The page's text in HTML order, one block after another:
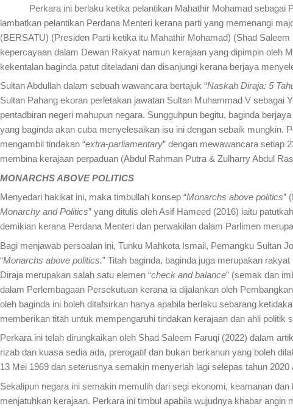
Perkara ini berlaku ketika pelantikan Mahathir Mohamad sebagai
lambatkan pelantikan Perdana Menteri kerana parti yang memenangi
(BERSATU) (Presiden Parti ketika itu Mahathir Mohamad) (Shad
kepercayaan dalam Dewan Rakyat namun kerajaan yang dipimpin oleh
kekentalan baginda patut diteladani dan disanjungi kerana berjaya
Sultan Abdullah dalam sebuah wawancara bertajuk “Naskah Diraja: 5
Sultan Pahang ekoran perletakan jawatan Sultan Muhammad V
pentadbiran negeri mahupun negara. Sungguhpun begitu, baginda
yang baginda akan cuba menyelesaikan isu ini dengan sebaik mungkin.
mengambil tindakan “extra-parliamentary” dengan mewawancara setiap
membina kerajaan perpaduan (Abdul Rahman Putra & Zulharry Abdul
MONARCHS ABOVE POLITICS
Menyedari hakikat ini, maka timbullah konsep “Monarchs above politics”
Monarchy and Politics” yang ditulis oleh Asif Hameed (2016) iaitu
demikian kerana Perdana Menteri dan perwakilan dalam Parlimen
Bagi menjawab persoalan ini, Tunku Mahkota Ismail, Pemangku Sultan
“Monarchs above politics.” Titah baginda, baginda juga merupakan
Diraja merupakan salah satu elemen “check and balance” (semak dan
dalam Perlembagaan Persekutuan kerana ia dijalankan oleh
oleh baginda ini boleh ditafsirkan hanya apabila berlaku sebarang
memberikan titah untuk mempengaruhi tindakan kerajaan dan ahli politik
Perkara ini telah dirungkaikan oleh Shad Saleem Faruqi (2022) dalam
rizab dan kuasa sedia ada, prerogatif dan bukan berkanun yang boleh
13 Mei 1969 dan seterusnya semakin menyerlah lagi selepas tahun
Sekalipun negara ini semakin memulih dari segi ekonomi, keamanan
menjatuhkan kerajaan. Perkara ini timbul apabila wujudnya khabar